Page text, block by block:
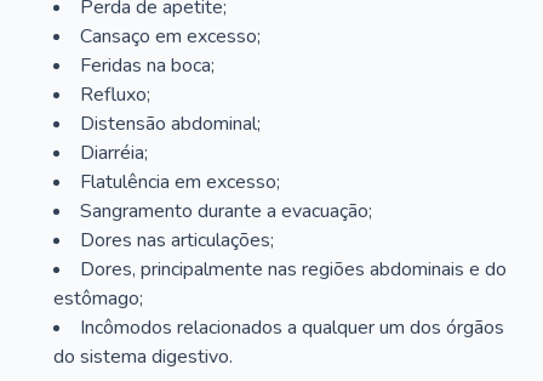
Perda de apetite;
Cansaço em excesso;
Feridas na boca;
Refluxo;
Distensão abdominal;
Diarréia;
Flatulência em excesso;
Sangramento durante a evacuação;
Dores nas articulações;
Dores, principalmente nas regiões abdominais e do
estômago;
Incômodos relacionados a qualquer um dos órgãos
do sistema digestivo.